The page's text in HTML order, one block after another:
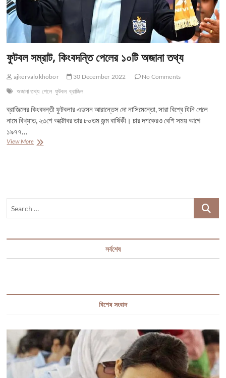
ফুটবল সম্রাট, কিংবদন্তি পেলের ১০টি অজানা তথ্য
ajkervalokhobor 30 December 2022
No Comments
অজানা তথ্য পেলে ফুটবল ব্রাজিল
ব্রাজিলের কিংবদন্তী ফুটবলার এডসন আরান্তেস দো নাসিমেন্তো, সারা বিশ্বে যিনি পেলে
নামে বিখ্যাত, ২৩শে অক্টোবর তার ৮০তম জন্ম বার্ষিকী। চার দশকেরও বেশি সময় আগে
১৯৭৭…
View Moreফুটবল
Search
সর্বশেষ
বিশেষ সংবাদ